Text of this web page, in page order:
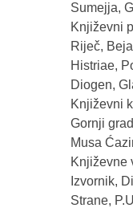
Sumejja,
Književni
Riječ,
Histriae,
Diogen,
Književni
Gornji
Musa
Književne
Izvornik,
Strane,